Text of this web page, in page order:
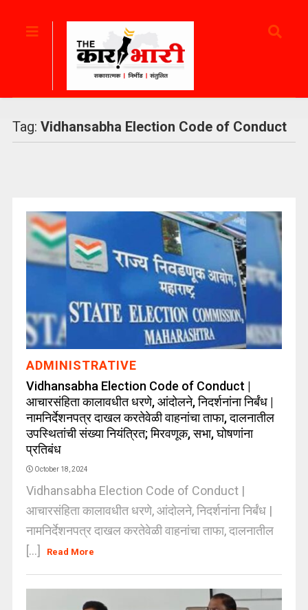
Tag: Vidhansabha Election Code of Conduct
ADMINISTRATIVE
Vidhansabha Election Code of Conduct |
आचारसंहिता कालावधीत धरणे, आंदोलने, निदर्शनांना निर्बंध |
नामनिर्देशनपत्र दाखल करतेवेळी वाहनांचा ताफा, दालनातील
उपस्थितांची संख्या नियंत्रित; मिरवणूक, सभा, घोषणांना
प्रतिबंध
October 18, 2024
Vidhansabha Election Code of Conduct |
आचारसंहिता कालावधीत धरणे, आंदोलने, निदर्शनांना निर्बंध |
नामनिर्देशनपत्र दाखल करतेवेळी वाहनांचा ताफा, दालनातील
[...]
Read More